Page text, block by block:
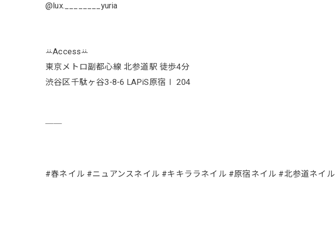
@lux.________yuria
ꕁAccessꕁ
東京メトロ副都心線 北参道駅 徒歩4分
渋谷区千駄ヶ谷3-8-6 LAPiS原宿Ⅰ 204
#春ネイル #ニュアンスネイル #キキララネイル #原宿ネイル #北参道ネイル